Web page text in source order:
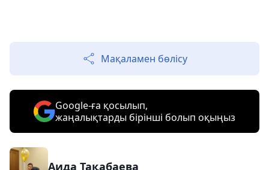
Мақаламен бөлісу
Google-ға қосылып,
жаңалықтарды бірінші болып оқыңыз
Аида Тақабаева